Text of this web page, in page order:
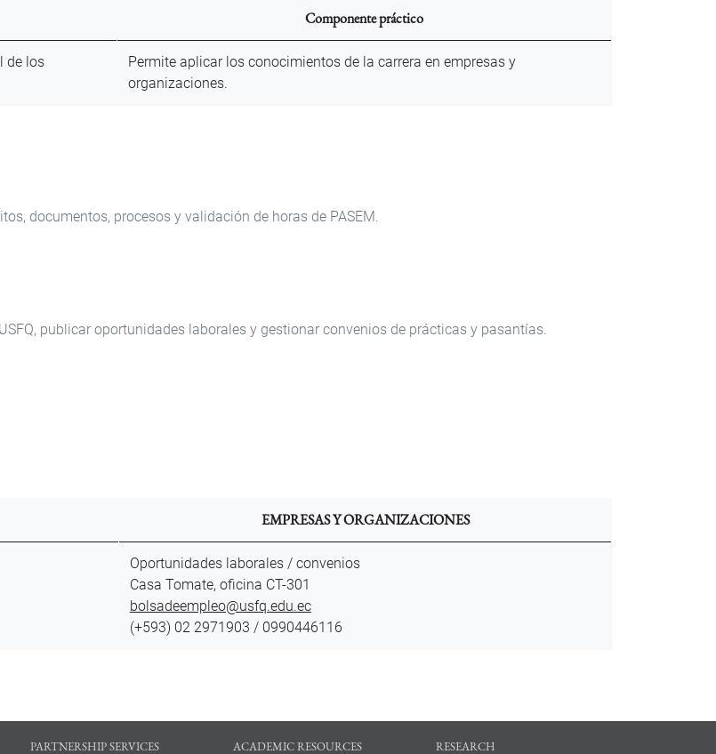
Componente práctico
de los
Permite aplicar los conocimientos de la carrera en empresas y
organizaciones.
documentos, procesos y validación de horas de PASEM.
publicar oportunidades laborales y gestionar convenios de prácticas y pasantías.
EMPRESAS Y ORGANIZACIONES
Oportunidades laborales / convenios
Casa Tomate, oficina CT-301
bolsadeempleo@usfq.edu.ec
(+593) 02 2971903 / 0990446116
PARTNERSHIP SERVICES ACADEMIC RESOURCES RESEARCH